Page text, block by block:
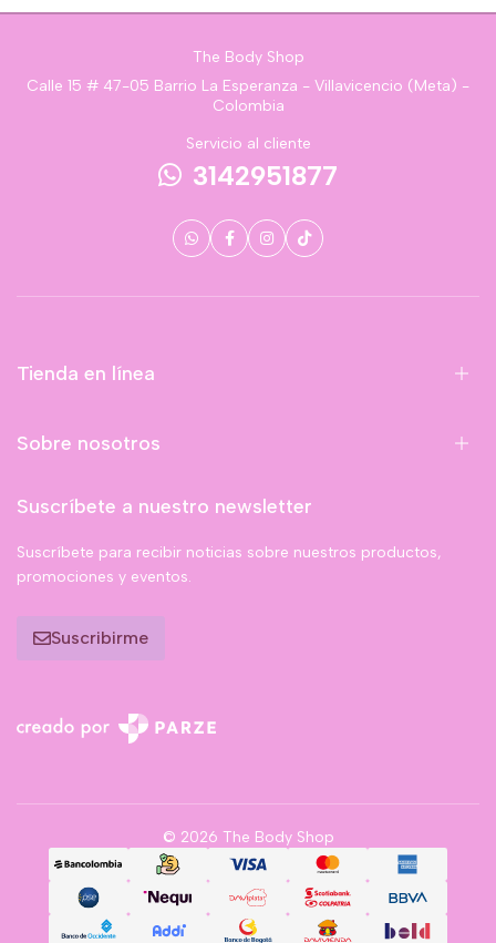
The Body Shop
Calle 15 # 47-05 Barrio La Esperanza - Villavicencio (Meta) -
Colombia
Servicio al cliente
3142951877
Tienda en línea
Sobre nosotros
Suscríbete a nuestro newsletter
Suscríbete para recibir noticias sobre nuestros productos,
promociones y eventos.
Suscribirme
© 2026 The Body Shop